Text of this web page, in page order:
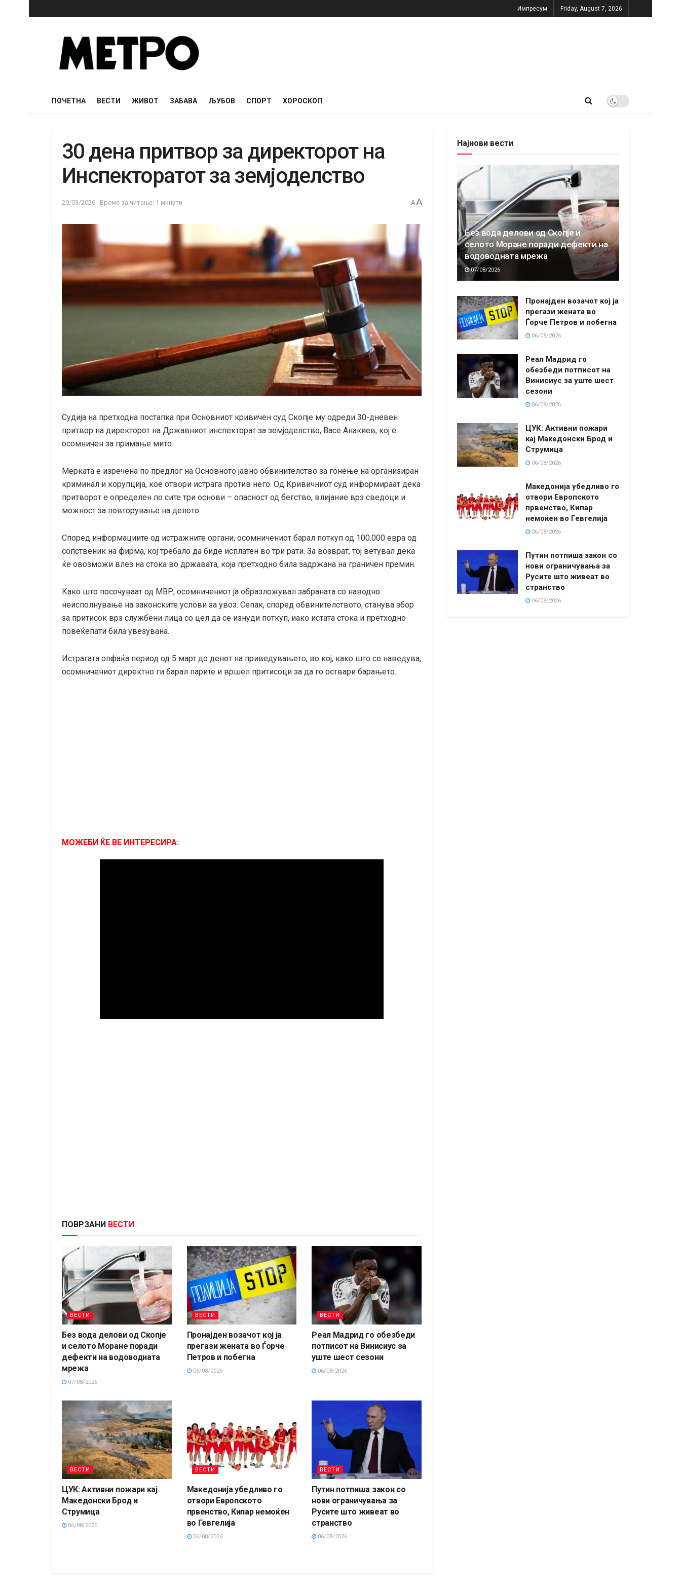
Импресум Friday, August 7, 2026
ПОЧЕТНА ВЕСТИ ЖИВОТ ЗАБАВА ЉУБОВ СПОРТ ХОРОСКОП
30 дена притвор за директорот на
Инспекторатот за земјоделство
20/03/2026 Време за читање: 1 минути AA
Судија на претходна постапка при Основниот кривичен суд Скопје му одреди 30-дневен
притвор на директорот на Државниот инспекторат за земјоделство, Васе Анакиев, кој е
осомничен за примање мито.
Мерката е изречена по предлог на Основното јавно обвинителство за гонење на организиран
криминал и корупција, кое отвори истрага против него. Од Кривичниот суд информираат дека
притворот е определен по сите три основи – опасност од бегство, влијание врз сведоци и
можност за повторување на делото.
Според информациите од истражните органи, осомничениот барал поткуп од 100.000 евра од
сопственик на фирма, кој требало да биде исплатен во три рати. За возврат, тој ветувал дека
ќе овозможи влез на стока во државата, која претходно била задржана на граничен премин.
Како што посочуваат од МВР, осомничениот ја образложувал забраната со наводно
неисполнување на законските услови за увоз. Сепак, според обвинителството, станува збор
за притисок врз службени лица со цел да се изнуди поткуп, иако истата стока и претходно
повеќепати била увезувана.
Истрагата опфаќа период од 5 март до денот на приведувањето, во кој, како што се наведува,
осомничениот директно ги барал парите и вршел притисоци за да го оствари барањето.
МОЖЕБИ ЌЕ ВЕ ИНТЕРЕСИРА:
ПОВРЗАНИ ВЕСТИ
ВЕСТИ
Без вода делови од Скопје
и селото Моране поради
дефекти на водоводната
мрежа
07/08/2026
ВЕСТИ
Пронајден возачот кој ја
прегази жената во Ѓорче
Петров и побегна
06/08/2026
ВЕСТИ
Реал Мадрид го обезбеди
потписот на Винисиус за
уште шест сезони
06/08/2026
ВЕСТИ
ЦУК: Активни пожари кај
Македонски Брод и
Струмица
06/08/2026
ВЕСТИ
Македонија убедливо го
отвори Европското
првенство, Кипар немоќен
во Гевгелија
06/08/2026
ВЕСТИ
Путин потпиша закон со
нови ограничувања за
Русите што живеат во
странство
06/08/2026
Најнови вести
Без вода делови од Скопје и
селото Моране поради дефекти на
водоводната мрежа
07/08/2026
Пронајден возачот кој ја
прегази жената во
Ѓорче Петров и побегна
06/08/2026
Реал Мадрид го
обезбеди потписот на
Винисиус за уште шест
сезони
06/08/2026
ЦУК: Активни пожари
кај Македонски Брод и
Струмица
06/08/2026
Македонија убедливо го
отвори Европското
првенство, Кипар
немоќен во Гевгелија
06/08/2026
Путин потпиша закон со
нови ограничувања за
Русите што живеат во
странство
06/08/2026